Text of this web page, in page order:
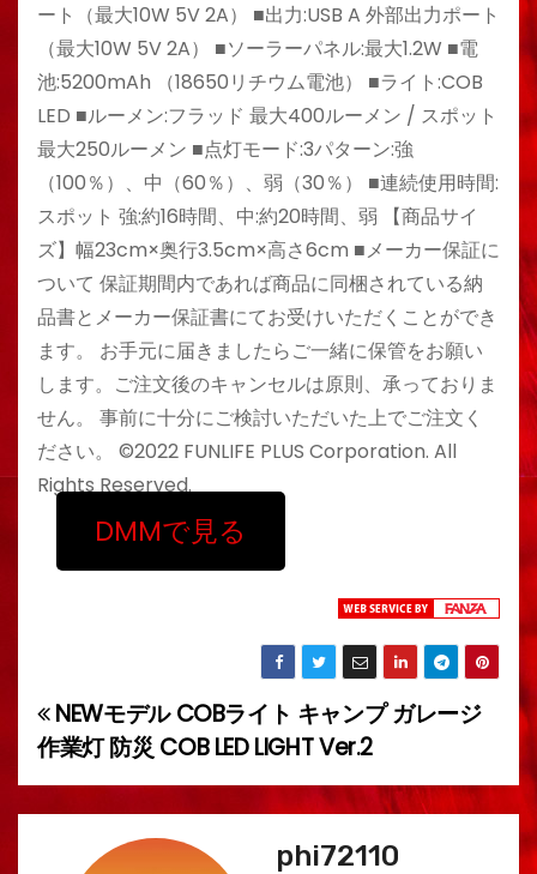
ート（最大10W 5V 2A） ■出力:USB A 外部出力ポート
（最大10W 5V 2A） ■ソーラーパネル:最大1.2W ■電
池:5200mAh （18650リチウム電池） ■ライト:COB
LED ■ルーメン:フラッド 最大400ルーメン / スポット
最大250ルーメン ■点灯モード:3パターン:強
（100％）、中（60％）、弱（30％） ■連続使用時間:
スポット 強:約16時間、中:約20時間、弱 【商品サイ
ズ】幅23cm×奥行3.5cm×高さ6cm ■メーカー保証に
ついて 保証期間内であれば商品に同梱されている納
品書とメーカー保証書にてお受けいただくことができ
ます。 お手元に届きましたらご一緒に保管をお願い
します。ご注文後のキャンセルは原則、承っておりま
せん。 事前に十分にご検討いただいた上でご注文く
ださい。 ©2022 FUNLIFE PLUS Corporation. All
Rights Reserved.
DMMで見る
投
稿
ナ
NEWモデル COBライト キャンプ ガレージ
作業灯 防災 COB LED LIGHT Ver.2
phi72110